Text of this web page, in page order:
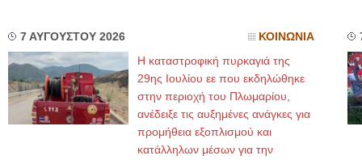
7 ΑΥΓΟΥΣΤΟΥ 2026 ΚΟΙΝΩΝΙΑ
Η καταστροφική πυρκαγιά της
29ης Ιουλίου εε που εκδηλώθηκε
στην περιοχή του Πλωμαρίου,
ανέδειξε τις αυξημένες ανάγκες για
προμήθεια εξοπλισμού και
κατάλληλων μέσων για την